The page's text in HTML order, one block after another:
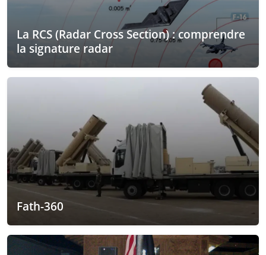
La RCS (Radar Cross Section) : comprendre
la signature radar
Fath-360